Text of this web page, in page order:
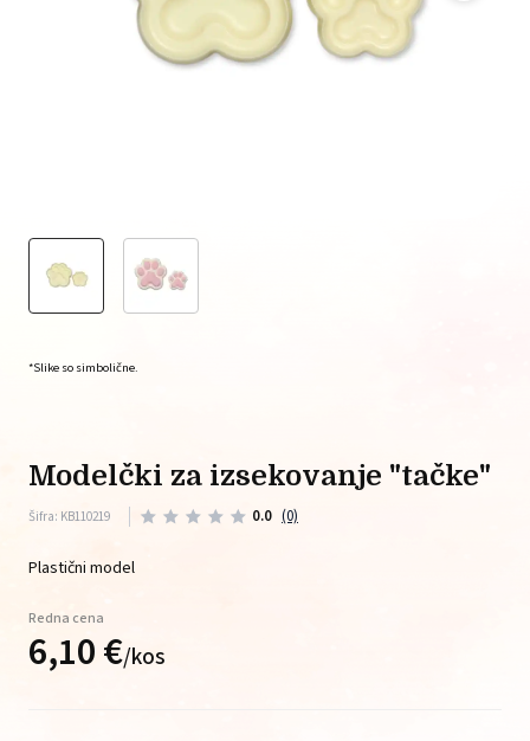
*Slike so simbolične.
modelčki za izsekovanje "tačke"
Šifra: KB110219 0.0 (0)
Plastični model
Redna cena
6,10€/kos